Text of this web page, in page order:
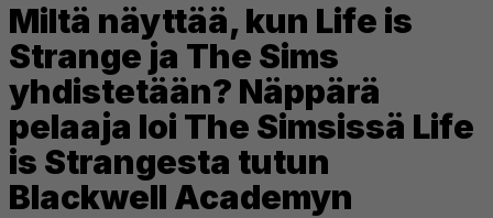
Miltä näyttää, kun Life is
Strange ja The Sims
yhdistetään? Näppärä
pelaaja loi The Simsissä Life
is Strangesta tutun
Blackwell Academyn